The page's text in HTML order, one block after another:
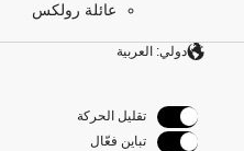
عائلة رولكس
دولي: العربية
تقليل الحركة
تباين فعّال